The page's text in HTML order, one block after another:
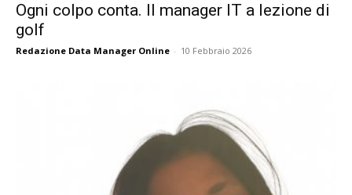
Ogni colpo conta. Il manager IT a lezione di
golf
Redazione Data Manager Online - 10 Febbraio 2026